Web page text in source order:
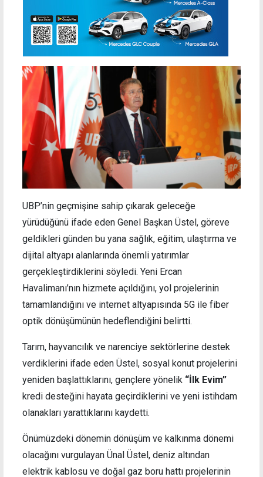
UBP’nin geçmişine sahip çıkarak geleceğe
yürüdüğünü ifade eden Genel Başkan Üstel, göreve
geldikleri günden bu yana sağlık, eğitim, ulaştırma ve
dijital altyapı alanlarında önemli yatırımlar
gerçekleştirdiklerini söyledi. Yeni Ercan
Havalimanı’nın hizmete açıldığını, yol projelerinin
tamamlandığını ve internet altyapısında 5G ile fiber
optik dönüşümünün hedeflendiğini belirtti.
Tarım, hayvancılık ve narenciye sektörlerine destek
verdiklerini ifade eden Üstel, sosyal konut projelerini
yeniden başlattıklarını, gençlere yönelik “İlk Evim”
kredi desteğini hayata geçirdiklerini ve yeni istihdam
olanakları yarattıklarını kaydetti.
Önümüzdeki dönemin dönüşüm ve kalkınma dönemi
olacağını vurgulayan Ünal Üstel, deniz altından
elektrik kablosu ve doğal gaz boru hattı projelerinin